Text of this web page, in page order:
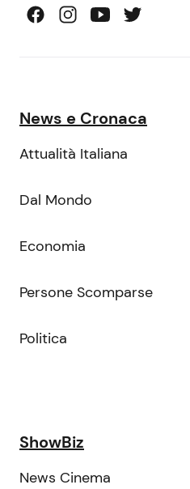
News e Cronaca
Attualità Italiana
Dal Mondo
Economia
Persone Scomparse
Politica
ShowBiz
News Cinema